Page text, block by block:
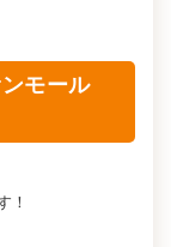
モール
！